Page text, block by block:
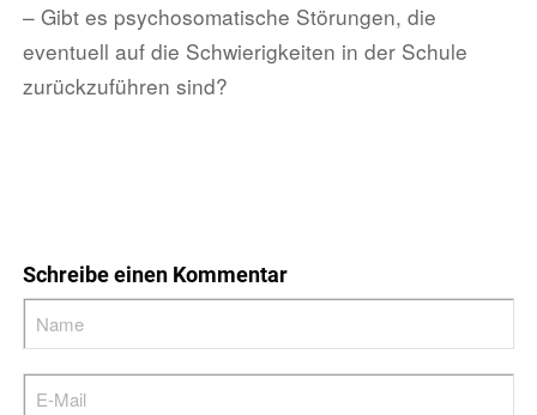
– Gibt es psychosomatische Störungen, die
eventuell auf die Schwierigkeiten in der Schule
zurückzuführen sind?
Schreibe einen Kommentar